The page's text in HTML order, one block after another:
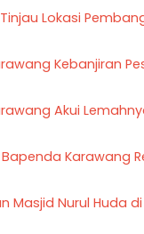
Lokasi
Kebanjiran
Akui
Karawang
Masjid Nurul Huda